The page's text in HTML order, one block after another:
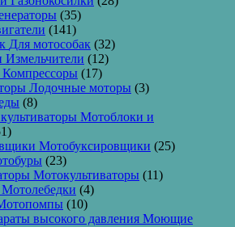
(35)
(141)
Для мотособак (32)
Измельчители (12)
Компрессоры (17)
Лодочные моторы (3)
(8)
Мотоблоки и
Мотобуксировщики (25)
(23)
Мотокультиваторы (11)
Мотолебедки (4)
(10)
Моющие